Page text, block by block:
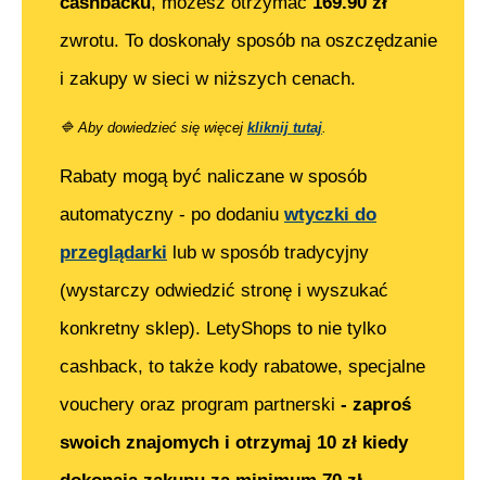
zwrotu. To doskonały sposób na oszczędzanie
i zakupy w sieci w niższych cenach.
🔷 Aby dowiedzieć się więcej kliknij tutaj.
Rabaty mogą być naliczane w sposób
automatyczny - po dodaniu wtyczki do
przeglądarki lub w sposób tradycyjny
(wystarczy odwiedzić stronę i wyszukać
konkretny sklep). LetyShops to nie tylko
cashback, to także kody rabatowe, specjalne
vouchery oraz program partnerski - zaproś
swoich znajomych i otrzymaj 10 zł kiedy